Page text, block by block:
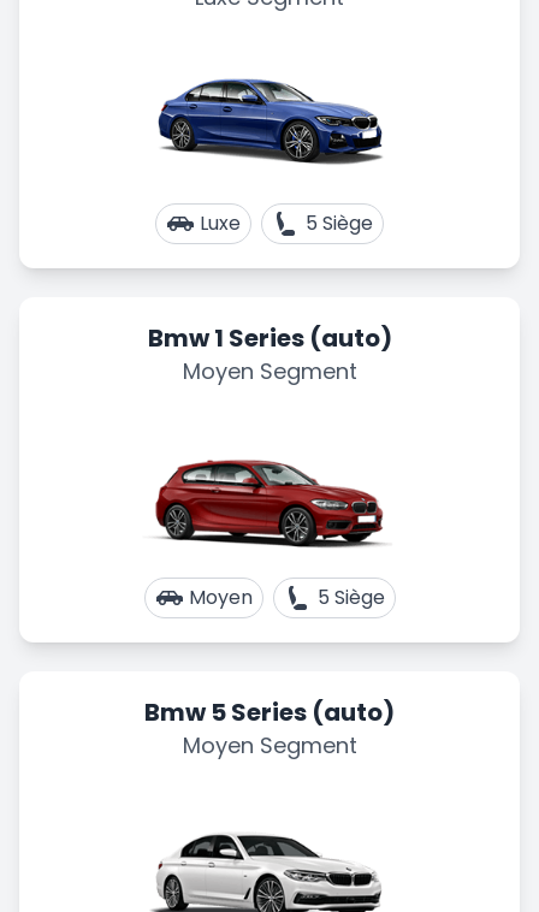
Luxe 5 Siège
Bmw 1 Series (auto)
Moyen Segment
Moyen 5 Siège
Bmw 5 Series (auto)
Moyen Segment